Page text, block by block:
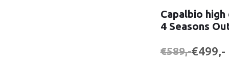
Capalbio
4 Seasons
€589,-€499,-